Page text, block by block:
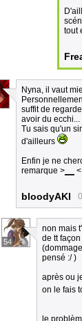
tout
Nyna, il vaut
suffit de
avoir du
Tu sais qu'un
d'ailleurs
Enfin je ne
remarque >
<
bloodyAKI
54
non mais
de tt
pensé :/ )
après ou
on le fais
le